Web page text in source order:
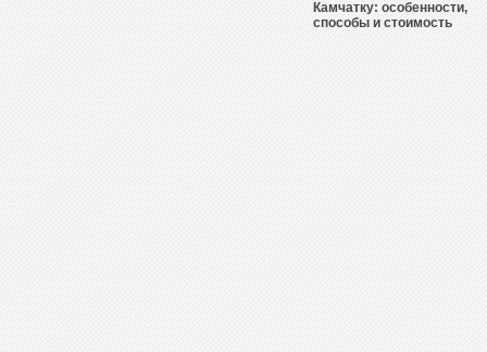
Камчатку: особенности,
способы и стоимость